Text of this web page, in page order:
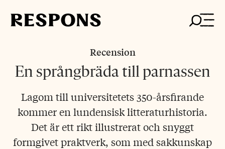
Recension
En språngbräda till parnassen
Lagom till universitetets 350-årsfirande
kommer en lundensisk litteraturhistoria.
Det är ett rikt illustrerat och snyggt
formgivet praktverk, som med sakkunskap